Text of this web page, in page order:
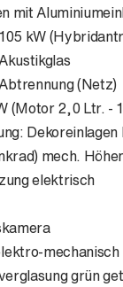
mit
kW
(Netz)
(Motor 2,0 Ltr. -
mech.
elektrisch
mechanisch
grün